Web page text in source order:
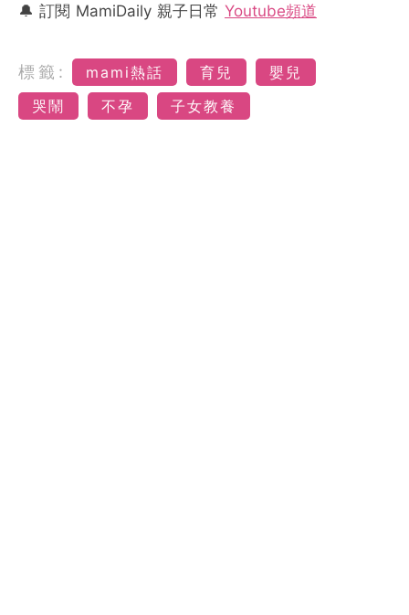
🔔 訂閱 MamiDaily 親子日常 Youtube頻道
標籤: mami熱話 育兒
嬰兒
哭鬧
不孕 子女教養